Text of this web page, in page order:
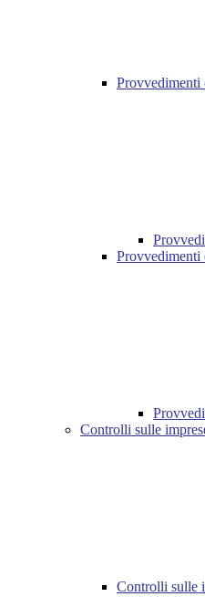
Provvedimenti
Controlli sulle
Controlli sulle